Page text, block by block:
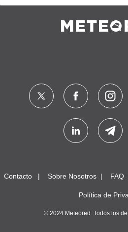
Contacto Sobre Nosotros FAQ
Política de
© 2024 Meteored. Todos los